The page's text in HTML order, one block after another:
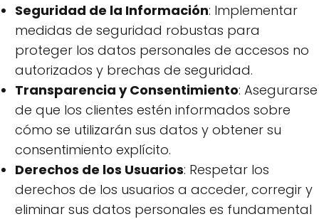
Seguridad de la Información: Implementar
medidas de seguridad robustas para
proteger los datos personales de accesos no
autorizados y brechas de seguridad.
Transparencia y Consentimiento: Asegurarse
de que los clientes estén informados sobre
cómo se utilizarán sus datos y obtener su
consentimiento explícito.
Derechos de los Usuarios: Respetar los
derechos de los usuarios a acceder, corregir y
eliminar sus datos personales es fundamental